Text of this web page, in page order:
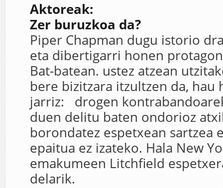
Aktoreak:
Zer buruzkoa da?
Piper Chapman dugu istorio
eta dibertigarri honen
Bat-batean. ustez atzean
bere bizitzara itzultzen da, hau
jarriz: drogen
duen delitu baten ondorioz
borondatez espetxean sartzea
epaitua ez izateko. Hala New
emakumeen Litchfield
delarik.